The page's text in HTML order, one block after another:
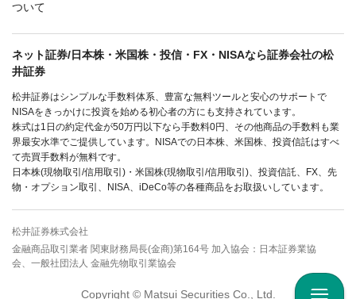
ついて
ネット証券/日本株・米国株・投信・FX・NISAなら証券会社の松
井証券
松井証券はシンプルな手数料体系、豊富な無料ツールと安心のサポートで
NISAをきっかけに投資を始める初心者の方にも支持されています。
株式は1日の約定代金が50万円以下なら手数料0円、その他商品の手数料も業
界最安水準でご提供しています。NISAでの日本株、米国株、投資信託はすべ
て売買手数料が無料です。
日本株(現物取引/信用取引)・米国株(現物取引/信用取引)、投資信託、FX、先
物・オプション取引、NISA、iDeCo等の各種商品をお取扱いしています。
松井証券株式会社
金融商品取引業者 関東財務局長(金商)第164号 加入協会：日本証券業協
会、一般社団法人 金融先物取引業協会
Copyright © Matsui Securities Co., Ltd.